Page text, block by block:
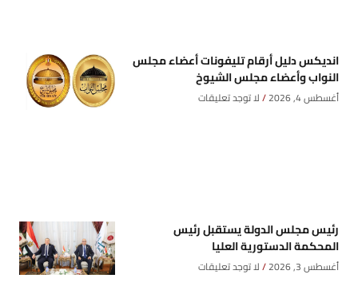
انديكس دليل أرقام تليفونات أعضاء مجلس
النواب وأعضاء مجلس الشيوخ
أغسطس 4, 2026 لا توجد تعليقات
رئيس مجلس الدولة يستقبل رئيس
المحكمة الدستورية العليا
أغسطس 3, 2026 لا توجد تعليقات